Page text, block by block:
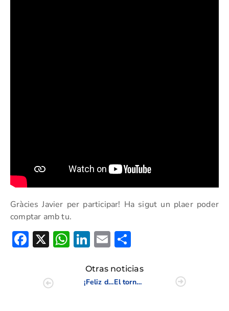
Gràcies Javier per participar! Ha sigut un plaer poder
comptar amb tu.
Facebook
X WhatsApp
LinkedIn
Email
Otras noticias
¡Feliz día de la madre!
El torneo Internacional Belga sub 14, cancelado